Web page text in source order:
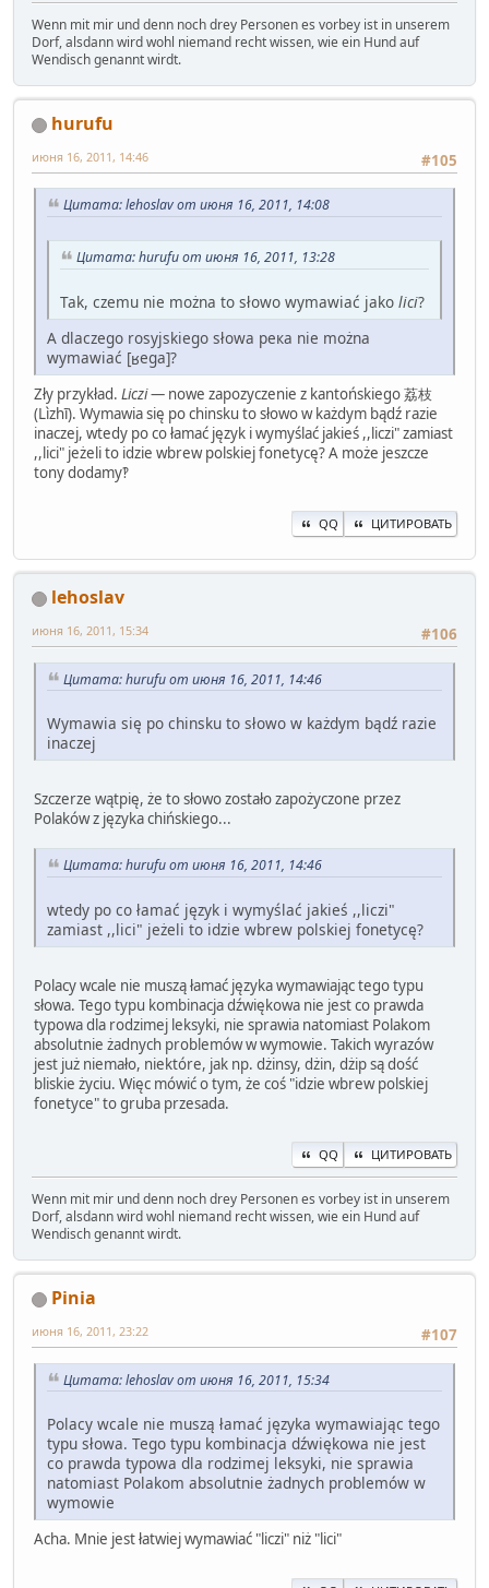
Wenn mit mir und denn noch drey Personen es vorbey ist in unserem
Dorf, alsdann wird wohl niemand recht wissen, wie ein Hund auf
Wendisch genannt wirdt.
hurufu
#105
июня 16, 2011, 14:46
Цитата: lehoslav от июня 16, 2011, 14:08
Цитата: hurufu от июня 16, 2011, 13:28
Tak, czemu nie można to słowo wymawiać jako lici?
A dlaczego rosyjskiego słowa река nie można
wymawiać [ʁeɡa]?
Zły przykład. Liczi— nowe zapozyczenie z kantońskiego 荔枝
(Lìzhī). Wymawia się po chinsku to słowo w każdym bądź razie
inaczej, wtedy po co łamać język i wymyślać jakieś ,,liczi" zamiast
,,lici" jeżeli to idzie wbrew polskiej fonetycę? A może jeszcze
tony dodamy‽
QQ ЦИТИРОВАТЬ
lehoslav
#106
июня 16, 2011, 15:34
Цитата: hurufu от июня 16, 2011, 14:46
Wymawia się po chinsku to słowo w każdym bądź razie
inaczej
Szczerze wątpię, że to słowo zostało zapożyczone przez
Polaków z języka chińskiego...
Цитата: hurufu от июня 16, 2011, 14:46
wtedy po co łamać język i wymyślać jakieś ,,liczi"
zamiast ,,lici" jeżeli to idzie wbrew polskiej fonetycę?
Polacy wcale nie muszą łamać języka wymawiając tego typu
słowa. Tego typu kombinacja dźwiękowa nie jest co prawda
typowa dla rodzimej leksyki, nie sprawia natomiast Polakom
absolutnie żadnych problemów w wymowie. Takich wyrazów
jest już niemało, niektóre, jak np. dżinsy, dżin, dżip są dość
bliskie życiu. Więc mówić o tym, że coś "idzie wbrew polskiej
fonetyce" to gruba przesada.
QQ ЦИТИРОВАТЬ
Wenn mit mir und denn noch drey Personen es vorbey ist in unserem
Dorf, alsdann wird wohl niemand recht wissen, wie ein Hund auf
Wendisch genannt wirdt.
Pinia
#107
июня 16, 2011, 23:22
Цитата: lehoslav от июня 16, 2011, 15:34
Polacy wcale nie muszą łamać języka wymawiając tego
typu słowa. Tego typu kombinacja dźwiękowa nie jest
co prawda typowa dla rodzimej leksyki, nie sprawia
natomiast Polakom absolutnie żadnych problemów w
wymowie
Acha. Mnie jest łatwiej wymawiać "liczi" niż "lici"